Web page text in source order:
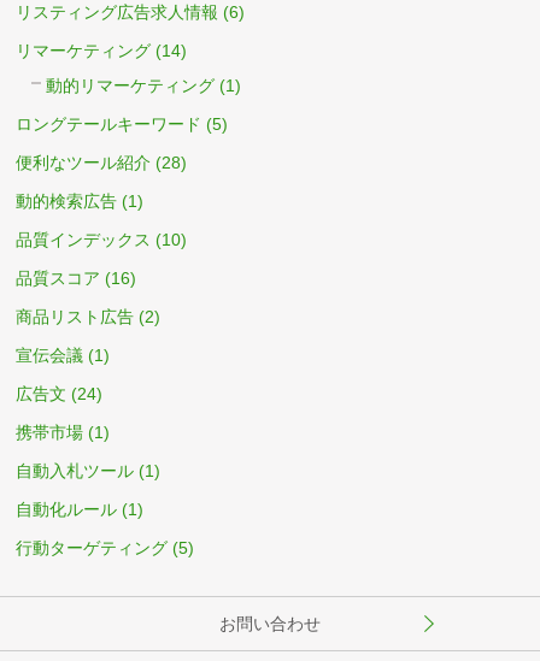
リスティング広告求人情報 (6)
リマーケティング (14)
動的リマーケティング (1)
ロングテールキーワード (5)
便利なツール紹介 (28)
動的検索広告 (1)
品質インデックス (10)
品質スコア (16)
商品リスト広告 (2)
宣伝会議 (1)
広告文 (24)
携帯市場 (1)
自動入札ツール (1)
自動化ルール (1)
行動ターゲティング (5)
お問い合わせ